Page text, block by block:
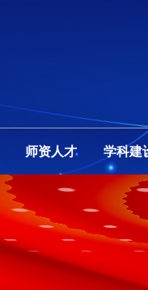
师资人才 学科建